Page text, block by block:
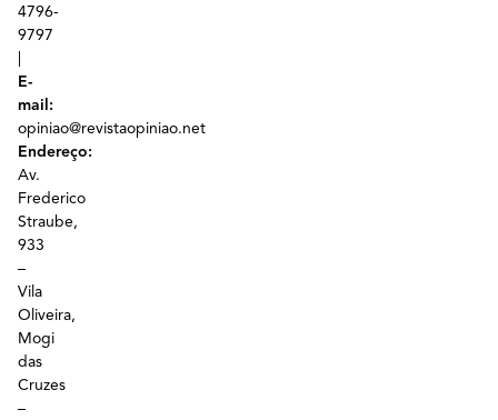
4796-
9797
E-
mail:
opiniao@revistaopiniao.net
Endereço:
Av.
Frederico
Straube,
933
–
Vila
Oliveira,
Mogi
das
Cruzes
–